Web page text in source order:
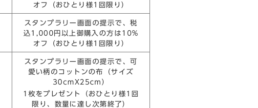
オフ（おひとり様1回限り）
スタンプラリー画面の提示で、税
込1,000円以上御購入の方は10%
オフ（おひとり様1回限り）
スタンプラリー画面の提示で、可
愛い柄のコットンの布（サイズ
30cmX25cm）
1枚をプレゼント（おひとり様1回
限り、数量に達し次第終了）